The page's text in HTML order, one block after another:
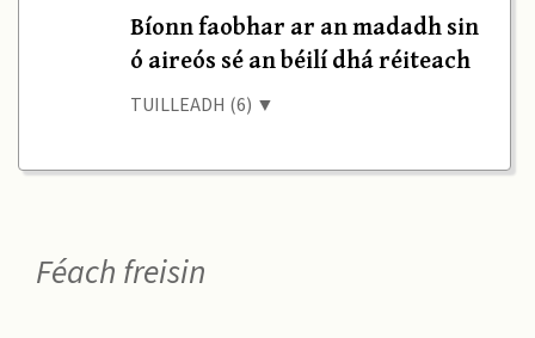
Bíonn faobhar ar an madadh sin
ó aireós sé an béilí dhá réiteach
TUILLEADH (6) ▼
Féach freisin